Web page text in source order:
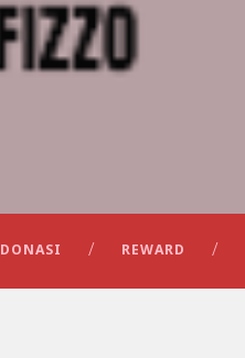
DONASI REWARD